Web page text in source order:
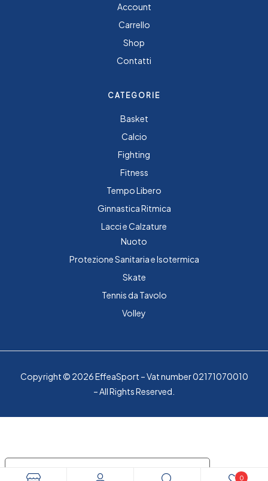
Account
Carrello
Shop
Contatti
CATEGORIE
Basket
Calcio
Fighting
Fitness
Tempo Libero
Ginnastica Ritmica
Lacci e Calzature
Nuoto
Protezione Sanitaria e Isotermica
Skate
Tennis da Tavolo
Volley
Copyright © 2026 EffeaSport – Vat number 02171070010
– All Rights Reserved.
0